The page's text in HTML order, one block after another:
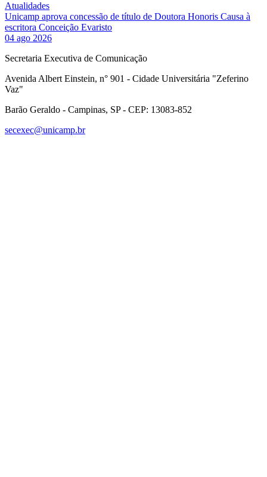
Atualidades
Unicamp aprova concessão de título de Doutora Honoris Causa à
escritora Conceição Evaristo
04 ago 2026
Secretaria Executiva de Comunicação
Avenida Albert Einstein, n° 901 - Cidade Universitária "Zeferino
Vaz"
Barão Geraldo - Campinas, SP - CEP: 13083-852
secexec@unicamp.br